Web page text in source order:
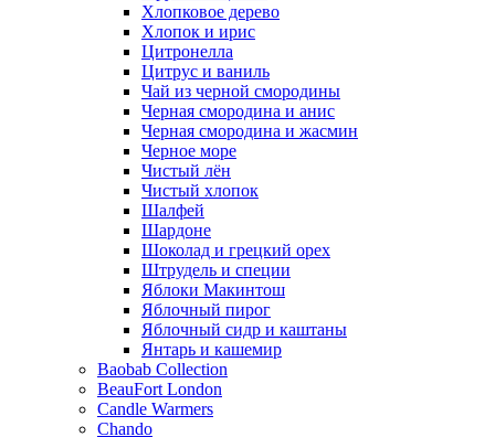
Хлопковое дерево
Хлопок и ирис
Цитронелла
Цитрус и ваниль
Чай из черной смородины
Черная смородина и анис
Черная смородина и жасмин
Черное море
Чистый лён
Чистый хлопок
Шалфей
Шардоне
Шоколад и грецкий орех
Штрудель и специи
Яблоки Макинтош
Яблочный пирог
Яблочный сидр и каштаны
Янтарь и кашемир
Baobab Collection
BeauFort London
Candle Warmers
Chando